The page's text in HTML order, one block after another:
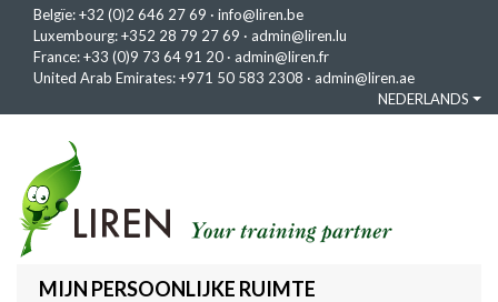
Belgïe:+32 (0)2 646 27 69 · info@liren.be
Luxembourg:+352 28 79 27 69 · admin@liren.lu
France:+33 (0)9 73 64 91 20 · admin@liren.fr
United Arab Emirates:+971 50 583 2308 · admin@liren.ae
NEDERLANDS
MIJN PERSOONLIJKE RUIMTE